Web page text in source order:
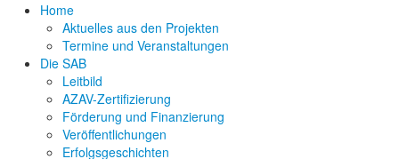
Home
Aktuelles aus den Projekten
Termine und Veranstaltungen
Die SAB
Leitbild
AZAV-Zertifizierung
Förderung und Finanzierung
Veröffentlichungen
Erfolgsgeschichten